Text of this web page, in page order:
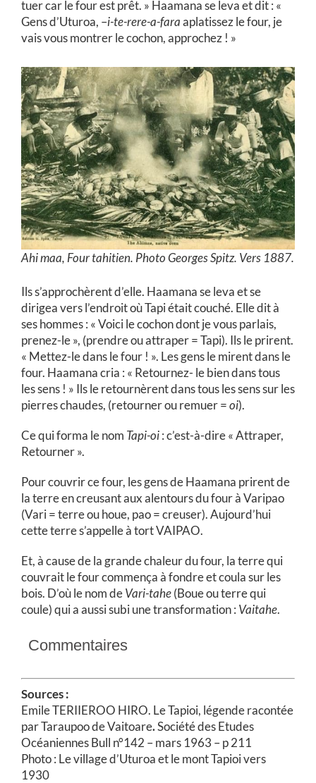
tuer car le four est prêt. » Haamana se leva et dit : «
Gens d’Uturoa, –i-te-rere-a-faraaplatissez le four, je
vais vous montrer le cochon, approchez ! »
Ahi maa, Four tahitien. Photo Georges Spitz. Vers 1887.
Ils s’approchèrent d’elle. Haamana se leva et se
dirigea vers l’endroit où Tapi était couché. Elle dit à
ses hommes : « Voici le cochon dont je vous parlais,
prenez-le », (prendre ou attraper = Tapi). Ils le prirent.
« Mettez-le dans le four ! ». Les gens le mirent dans le
four. Haamana cria : « Retournez- le bien dans tous
les sens ! » Ils le retournèrent dans tous les sens sur les
pierres chaudes, (retourner ou remuer =oi).
Ce qui forma le nom Tapi-oi: c’est-à-dire « Attraper,
Retourner ».
Pour couvrir ce four, les gens de Haamana prirent de
la terre en creusant aux alentours du four à Varipao
(Vari = terre ou houe, pao = creuser). Aujourd’hui
cette terre s’appelle à tort VAIPAO.
Et, à cause de la grande chaleur du four, la terre qui
couvrait le four commença à fondre et coula sur les
bois. D’où le nom deVari-tahe(Boue ou terre qui
coule) qui a aussi subi une transformation : Vaitahe.
Commentaires
Sources :
Emile TERIIEROO HIRO. Le Tapioi, légende racontée
par Taraupoo de Vaitoare.Société des Etudes
Océaniennes Bull n°142 – mars 1963 – p 211
Photo : Le village d’Uturoa et le mont Tapioi vers
1930